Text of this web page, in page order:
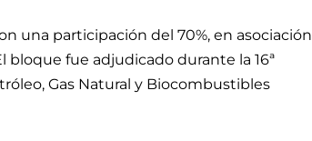
una participación del 70%, en asociación
bloque fue adjudicado durante la 16ª
Gas Natural y Biocombustibles